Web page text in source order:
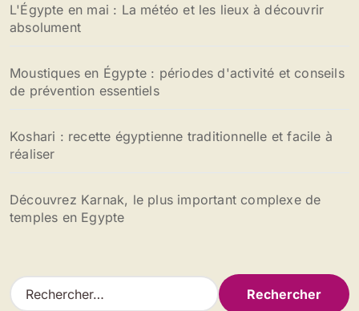
L'Égypte en mai : La météo et les lieux à découvrir
absolument
Moustiques en Égypte : périodes d'activité et conseils
de prévention essentiels
Koshari : recette égyptienne traditionnelle et facile à
réaliser
Découvrez Karnak, le plus important complexe de
temples en Egypte
R
e